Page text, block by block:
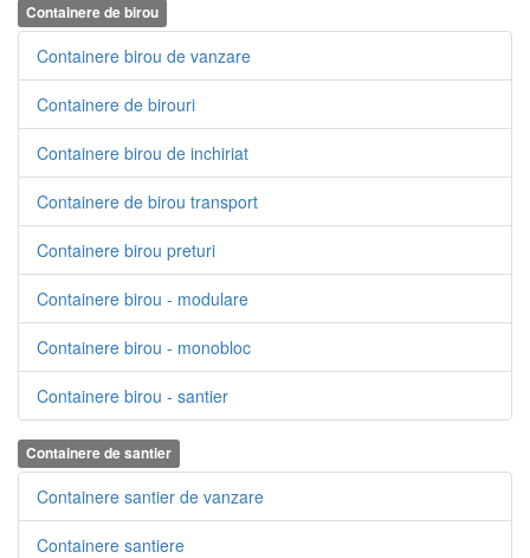
Containere de birou
Containere birou de vanzare
Containere de birouri
Containere birou de inchiriat
Containere de birou transport
Containere birou preturi
Containere birou - modulare
Containere birou - monobloc
Containere birou - santier
Containere de santier
Containere santier de vanzare
Containere santiere